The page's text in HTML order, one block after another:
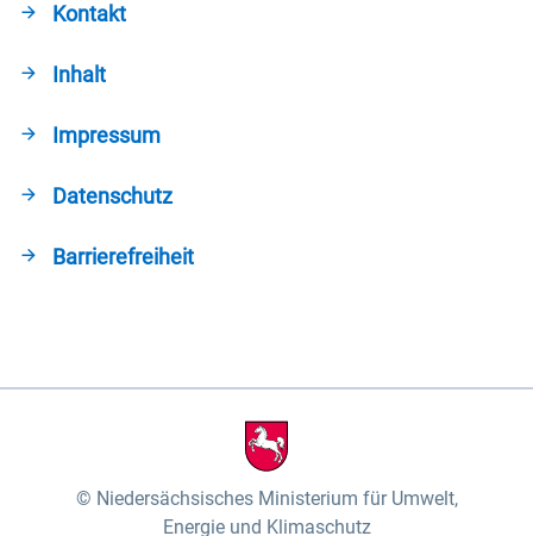
Kontakt
Inhalt
Impressum
Datenschutz
Barrierefreiheit
Niedersächsisches Ministerium für Umwelt,
Energie und Klimaschutz